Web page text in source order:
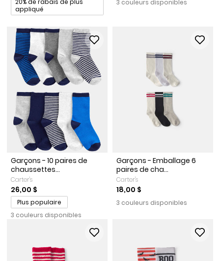
20% de rabais de plus
appliqué
3 couleurs disponibles
Garçons - 10 paires de
chaussettes...
Carter's
26,00 $
Plus populaire
3 couleurs disponibles
Garçons - Emballage 6
paires de cha...
Carter's
18,00 $
3 couleurs disponibles